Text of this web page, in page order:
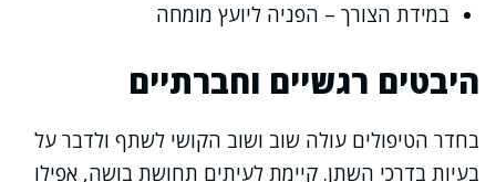
במידת הצורך – הפניה ליועץ מומחה
היבטים רגשיים וחברתיים
בחדר הטיפולים עולה שוב ושוב הקושי לשתף ולדבר על
בעיות בדרכי השתן. קיימת לעיתים תחושת בושה, אפילו